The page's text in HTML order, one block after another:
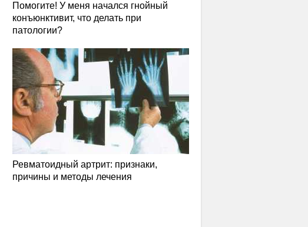
Помогите! У меня начался гнойный
конъюнктивит, что делать при
патологии?
Ревматоидный артрит: признаки,
причины и методы лечения